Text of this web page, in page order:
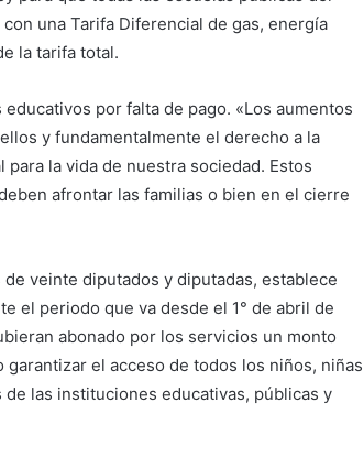
una Tarifa Diferencial de gas, energía
la tarifa total.
por falta de pago. «Los aumentos
y fundamentalmente el derecho a la
la vida de nuestra sociedad. Estos
afrontar las familias o bien en el cierre
veinte diputados y diputadas, establece
el periodo que va desde el 1° de abril de
abonado por los servicios un monto
el acceso de todos los niños, niñas
las instituciones educativas, públicas y